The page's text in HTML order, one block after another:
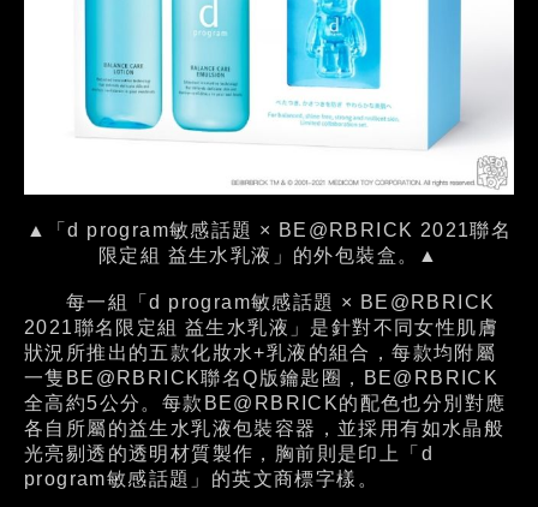
▲「d program敏感話題 × BE@RBRICK 2021聯名
限定組 益生水乳液」的外包裝盒。▲
每一組「d program敏感話題 × BE@RBRICK
2021聯名限定組 益生水乳液 」是針對不同女性肌膚
狀況所推出的五款化妝水+乳液的組合，每款均附屬
一隻BE@RBRICK聯名Q版鑰匙圈，BE@RBRICK
全高約5公分。每款BE@RBRICK的配色也分別對應
各自所屬的益生水乳液包裝容器，並採用有如水晶般
光亮剔透的透明材質製作，胸前則是印上「d
program敏感話題」的英文商標字樣。